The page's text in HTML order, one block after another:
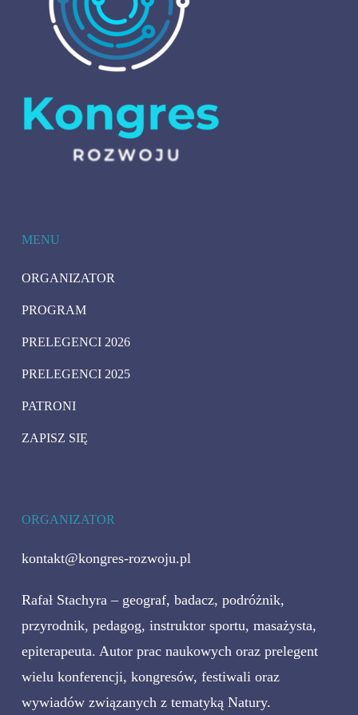
MENU
ORGANIZATOR
PROGRAM
PRELEGENCI 2026
PRELEGENCI 2025
PATRONI
ZAPISZ SIĘ
ORGANIZATOR
kontakt@kongres-rozwoju.pl
Rafał Stachyra – geograf, badacz, podróżnik,
przyrodnik, pedagog, instruktor sportu, masażysta,
epiterapeuta. Autor prac naukowych oraz prelegent
wielu konferencji, kongresów, festiwali oraz
wywiadów związanych z tematyką Natury.